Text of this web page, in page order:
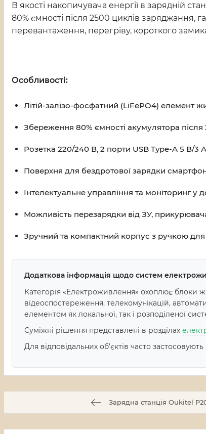
В якості накопичувача енергії в зарядній
80% ємності після 2500 циклів заряджання,
перевантаження, перегріву, короткого
Особливості:
Літій-залізо-фосфатний (LiFePO4) елемент
Збереження 80% ємності акумулятора
Розетка 220/240 В, 2 порти USB Type-A 5 В/3
Поверхня для бездротової зарядки
Інтелектуальне управління та моніторинг у
Можливість перезарядки від ЗУ,
Зручний та компактний корпус з ручкою
Додаткова інформація щодо систем
Категорія «Електроживлення» охоплює блоки
відеоспостереження, телекомунікацій,
елементом як локальної, так і розподіленої
Суміжні рішення представлені в розділах
Для відповідальних об’єктів часто
Зарядна станція Oukitel